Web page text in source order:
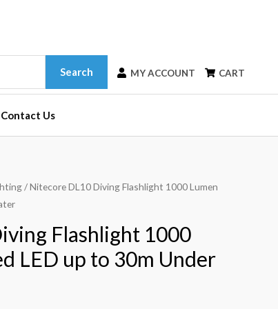
Search MY ACCOUNT CART
Contact Us
/ Nitecore DL10 Diving Flashlight 1000 Lumen
Flashlight 1000
LED up to 30m Under